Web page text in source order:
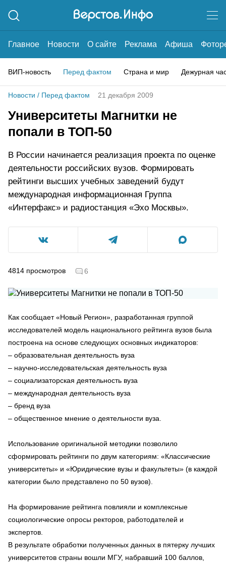
Главное Новости О сайте Реклама Афиша
ВИП-новость Перед фактом Страна и мир Дежурная
Новости / Перед фактом 21 декабря 2009
Университеты Магнитки не
попали в ТОП-50
В России начинается реализация проекта по оценке
деятельности российских вузов. Формировать
рейтинги высших учебных заведений будут
международная информационная Группа
«Интерфакс» и радиостанция «Эхо Москвы».
4814 просмотров 6
Как сообщает «Новый Регион», разработанная группой
исследователей модель национального рейтинга вузов была
построена на основе следующих основных индикаторов:
– образовательная деятельность вуза
– научно-исследовательская деятельность вуза
– социализаторская деятельность вуза
– международная деятельность вуза
– бренд вуза
– общественное мнение о деятельности вуза.
Использование оригинальной методики позволило
сформировать рейтинги по двум категориям: «Классические
университеты» и «Юридические вузы и факультеты» (в каждой
категории было представлено по 50 вузов).
На формирование рейтинга повлияли и комплексные
социологические опросы ректоров, работодателей и
экспертов.
В результате обработки полученных данных в пятерку лучших
университетов страны вошли МГУ, набравший 100 баллов,